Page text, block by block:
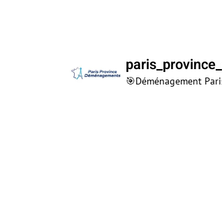
🎯Déménagement